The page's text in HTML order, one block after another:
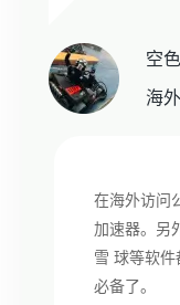
空色
海
在海外访问
加速器。另
雪 球等软
必备了。